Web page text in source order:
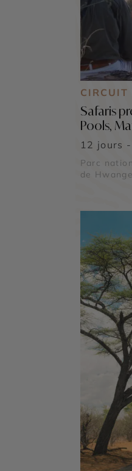
CIRCUIT
Safaris
Pools,
12 jours
Parc
de